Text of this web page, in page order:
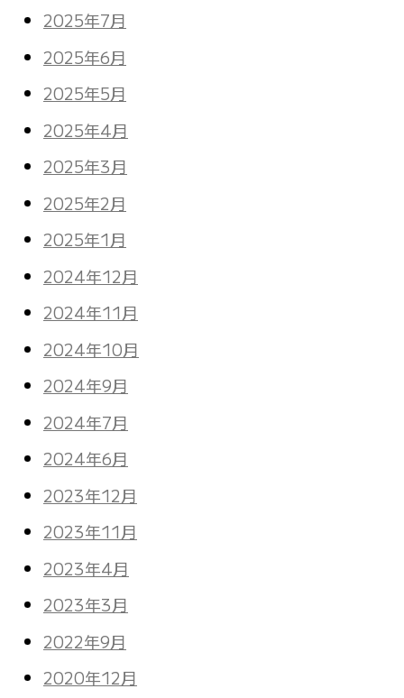
2025年7月
2025年6月
2025年5月
2025年4月
2025年3月
2025年2月
2025年1月
2024年12月
2024年11月
2024年10月
2024年9月
2024年7月
2024年6月
2023年12月
2023年11月
2023年4月
2023年3月
2022年9月
2020年12月